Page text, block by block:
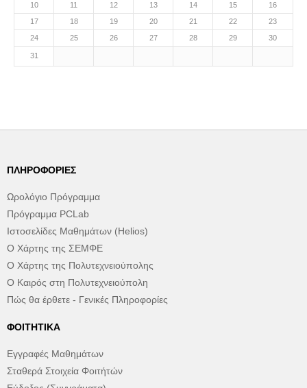
10 11 12 13 14 15
16
17
18 19 20 21 22
23
24
25 26 27 28 29 30
31
ΠΛΗΡΟΦΟΡΊΕΣ
Ωρολόγιο Πρόγραμμα
Πρόγραμμα PCLab
Ιστοσελίδες Μαθημάτων (Helios)
Ο Χάρτης της ΣΕΜΦΕ
Ο Χάρτης της Πολυτεχνειούπολης
Ο Καιρός στη Πολυτεχνειούπολη
Πώς θα έρθετε - Γενικές Πληροφορίες
ΦΟΙΤΗΤΙΚΆ
Εγγραφές Μαθημάτων
Σταθερά Στοιχεία Φοιτήτών